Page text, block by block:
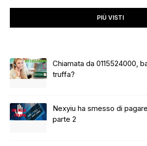
PIÙ VISTI
Chiamata da 0115524000,
truffa?
Nexyiu ha smesso di
parte 2